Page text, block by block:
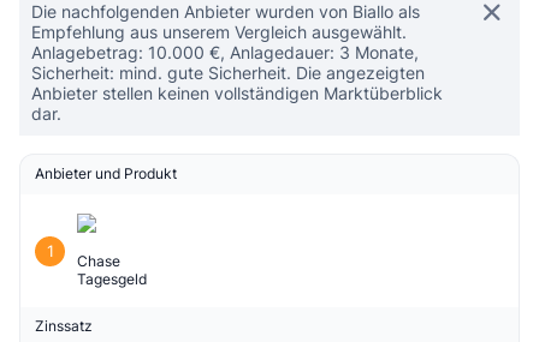
Die nachfolgenden Anbieter wurden von Biallo als
Empfehlung aus unserem Vergleich ausgewählt.
Anlagebetrag: 10.000 €, Anlagedauer: 3 Monate,
Sicherheit: mind. gute Sicherheit. Die angezeigten
Anbieter stellen keinen vollständigen Marktüberblick
dar.
Anbieter und Produkt
1
Chase
Tagesgeld
Zinssatz